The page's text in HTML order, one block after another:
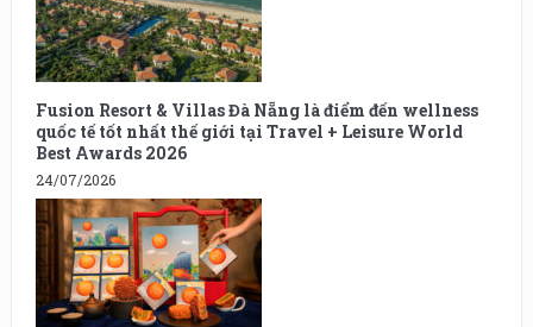
Fusion Resort & Villas Đà Nẵng là điểm đến wellness
quốc tế tốt nhất thế giới tại Travel + Leisure World
Best Awards 2026
24/07/2026